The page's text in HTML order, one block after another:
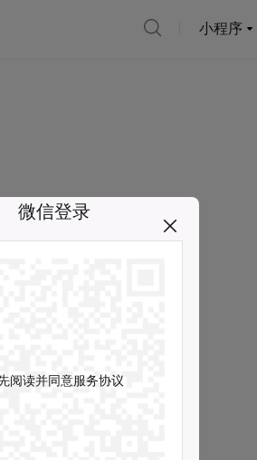
小程序
微信登录
阅读并同意服务协议